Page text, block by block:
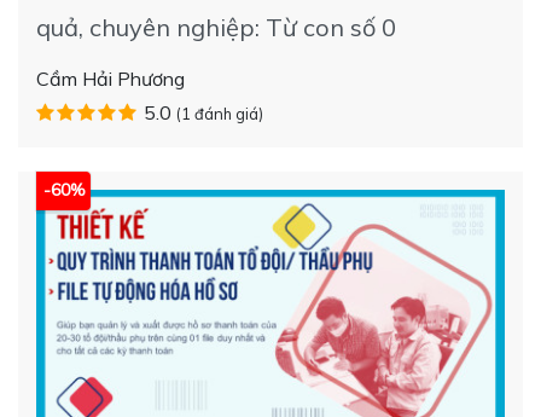
quả, chuyên nghiệp: Từ con số 0
Cầm Hải Phương
5.0 (1 đánh giá)
-60%